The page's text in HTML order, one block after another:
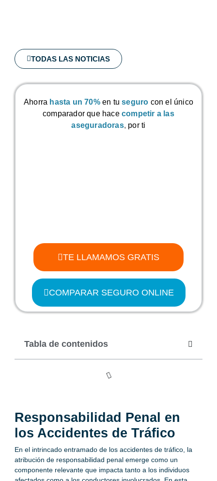
Responsabilidad Penal en
los Accidentes de Tráfico
En el intrincado entramado de los accidentes de tráfico, la
atribución de responsabilidad penal emerge como un
componente relevante que impacta tanto a los individuos
TODAS LAS NOTICIAS
Ahorra hasta un 70% en tuseguro con el único
comparador que hace competir a las
aseguradoras, por ti
TE LLAMAMOS GRATIS
COMPARAR SEGURO ONLINE
Tabla de contenidos